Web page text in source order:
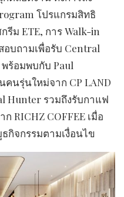
โปรแกรมสิทธิ
รีม ETE, การ Walk-in
บถามเพื่อรับ Central
ร้อมพบกับ Paul
คนรุ่นใหม่จาก CP LAND
Hunter รวมถึงรับกาแฟ
RICHZ COFFEE เมื่อ
กิจกรรมตามเงื่อนไข